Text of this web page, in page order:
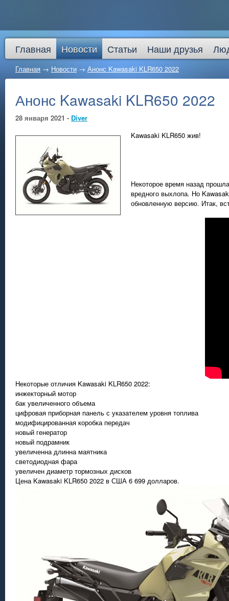
Главная Новости Статьи Наши друзья
Главная → Новости → Анонс Kawasaki KLR650 2022
Анонс Kawasaki KLR650 2022
28 января 2021 - Diver
Kawasaki KLR650 жив!
Некоторое время назад
вредного выхлопа. Но
обновленную версию. Итак,
Некоторые отличия Kawasaki KLR650 2022:
инжекторный мотор
бак увеличенного объема
цифровая приборная панель с указателем уровня топлива
модифицированная коробка передач
новый генератор
новый подрамник
увеличенна длинна маятника
светодиодная фара
увеличен диаметр тормозных дисков
Цена Kawasaki KLR650 2022 в США 6 699 долларов.